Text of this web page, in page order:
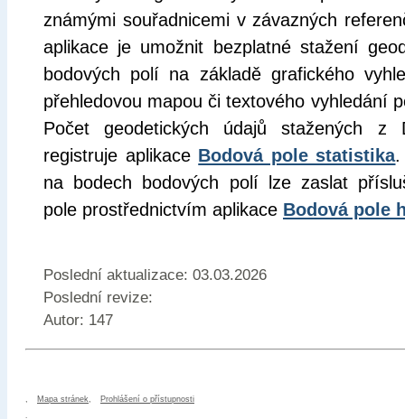
známými souřadnicemi v závazných
aplikace je umožnit bezplatné stažení
bodových polí na základě grafického
přehledovou mapou či textového vyhledání
Počet geodetických údajů stažených z
registruje aplikace Bodová pole statistika.
na bodech bodových polí lze zaslat
pole prostřednictvím aplikace Bodová pole
Poslední aktualizace: 03.03.2026
Poslední revize:
Autor: 147
, Mapa stránek, Prohlášení o přístupnosti
.